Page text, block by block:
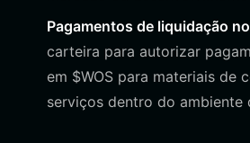
Pagamentos de liquidação
carteira para autorizar
em $WOS para materiais de
serviços dentro do ambiente